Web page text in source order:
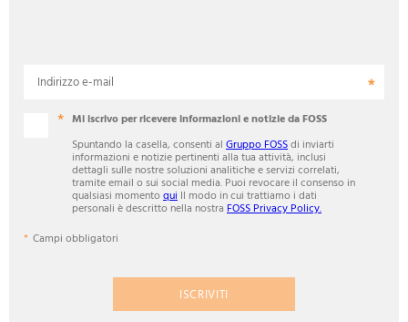
Indirizzo e-mail
Mi iscrivo per ricevere informazioni e notizie da FOSS
Spuntando la casella, consenti al Gruppo FOSSdi inviarti
informazioni e notizie pertinenti alla tua attività, inclusi
dettagli sulle nostre soluzioni analitiche e servizi correlati,
tramite email o sui social media. Puoi revocare il consenso in
qualsiasi momento qui Il modo in cui trattiamo i dati
personali è descritto nella nostra FOSS Privacy Policy.
Campi obbligatori
ISCRIVITI